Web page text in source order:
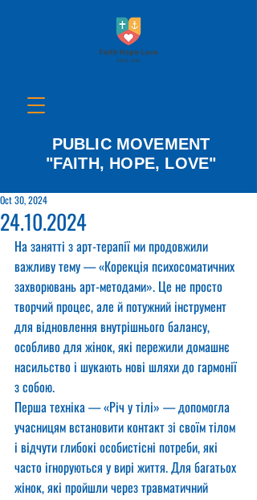
PUBLIC MOVEMENT
"FAITH, HOPE, LOVE"
24.10.2024
Oct 30, 2024
На занятті з арт-терапії ми продовжили
важливу тему — «Корекція психосоматичних
захворювань арт-методами». Це не просто
творчий процес, але й потужний інструмент
для відновлення внутрішнього балансу,
особливо для жінок, які пережили домашнє
насильство і шукають нові шляхи до гармонії
з собою.
Перша техніка — «Річ у тілі» — допомогла
учасницям встановити контакт зі своїм тілом
і відчути глибокі особистісні потреби, які
часто ігноруються у вирі життя. Для багатьох
жінок, які пройшли через травматичний